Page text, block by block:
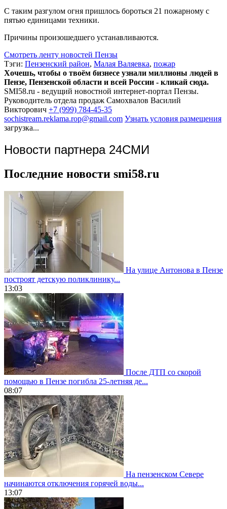
С таким разгулом огня пришлось бороться 21 пожарному с
пятью единицами техники.
Причины произошедшего устанавливаются.
Смотреть ленту новостей Пензы
Тэги: Пензенский район, Малая Валяевка, пожар
Хочешь, чтобы о твоём бизнесе узнали миллионы людей в
Пензе, Пензенской области и всей России - кликай сюда.
SMI58.ru - ведущий новостной интернет-портал Пензы.
Руководитель отдела продаж Самохвалов Василий
Викторович +7 (999) 784-45-35
sochistream.reklama.rop@gmail.com Узнать условия размещения
загрузка...
Новости партнера 24СМИ
Последние новости smi58.ru
На улице Антонова в Пензе
построят детскую поликлинику...
13:03
После ДТП со скорой
помощью в Пензе погибла 25-летняя де...
08:07
На пензенском Севере
начинаются отключения горячей воды...
13:07